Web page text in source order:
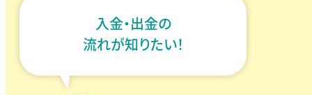
入金・出金の
流れが知りたい！